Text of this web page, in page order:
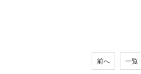
前へ 一覧